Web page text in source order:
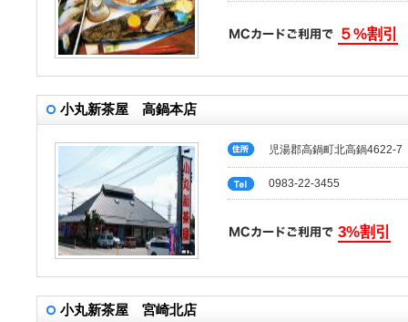
５%割引
小丸新茶屋 高鍋本店
児湯郡高鍋町北高鍋4622-7
0983-22-3455
3%割引
小丸新茶屋 宮崎北店